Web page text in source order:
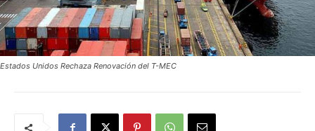
Estados Unidos Rechaza Renovación del T-MEC